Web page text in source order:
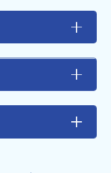
郡七ヶ宿町/加
黒川郡
郡大和町
町 / 会津若松